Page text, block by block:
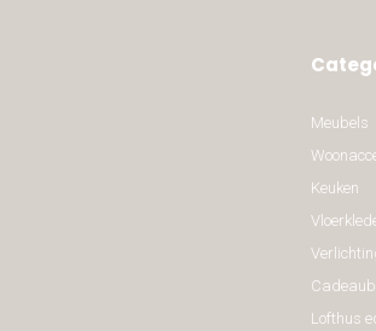
Meubels
Keuken
Lofthus